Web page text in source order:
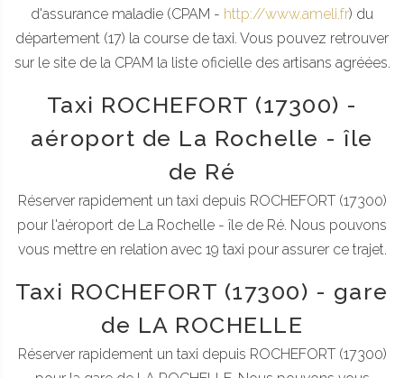
d'assurance maladie (CPAM - http://www.ameli.fr) du
département (17) la course de taxi. Vous pouvez retrouver
sur le site de la CPAM la liste oficielle des artisans agréées.
Taxi ROCHEFORT (17300) -
aéroport de La Rochelle - île
de Ré
Réserver rapidement un taxi depuis ROCHEFORT (17300)
pour l'aéroport de La Rochelle - île de Ré. Nous pouvons
vous mettre en relation avec 19 taxi pour assurer ce trajet.
Taxi ROCHEFORT (17300) - gare
de LA ROCHELLE
Réserver rapidement un taxi depuis ROCHEFORT (17300)